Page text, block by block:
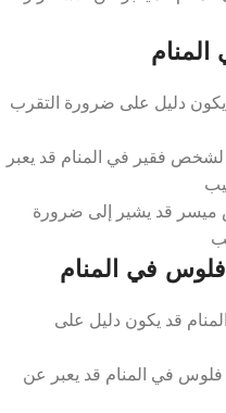
يكون دليل على ضرورة التقرب
لشخص فقير في المنام قد يعبر
ميسر قد يشير إلى ضرورة
في المنام
قد يكون دليل على
فلوس في المنام قد يعبر عن